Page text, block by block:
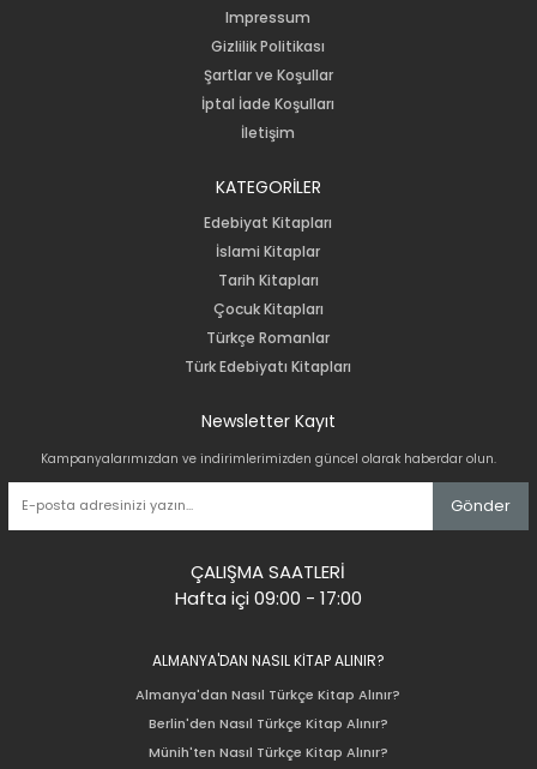
Impressum
Gizlilik Politikası
Şartlar ve Koşullar
İptal İade Koşulları
İletişim
KATEGORİLER
Edebiyat Kitapları
İslami Kitaplar
Tarih Kitapları
Çocuk Kitapları
Türkçe Romanlar
Türk Edebiyatı Kitapları
Newsletter Kayıt
Kampanyalarımızdan ve indirimlerimizden güncel olarak haberdar olun.
Gönder
ÇALIŞMA SAATLERİ
Hafta içi 09:00 - 17:00
ALMANYA'DAN NASIL KİTAP ALINIR?
Almanya'dan Nasıl Türkçe Kitap Alınır?
Berlin'den Nasıl Türkçe Kitap Alınır?
Münih'ten Nasıl Türkçe Kitap Alınır?